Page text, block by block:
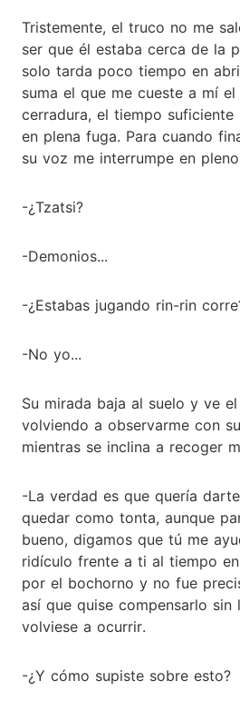
Tristemente, el truco no me
ser que él estaba cerca de la
solo tarda poco tiempo en
suma el que me cueste a mí
cerradura, el tiempo
en plena fuga. Para cuando
su voz me interrumpe en
-¿Tzatsi?
-Demonios...
-¿Estabas jugando rin-rin
-No yo...
Su mirada baja al suelo y ve
volviendo a observarme con
mientras se inclina a recoger
-La verdad es que quería
quedar como tonta, aunque
bueno, digamos que tú me
ridículo frente a ti al tiempo
por el bochorno y no fue
así que quise compensarlo
volviese a ocurrir.
-¿Y cómo supiste sobre esto?